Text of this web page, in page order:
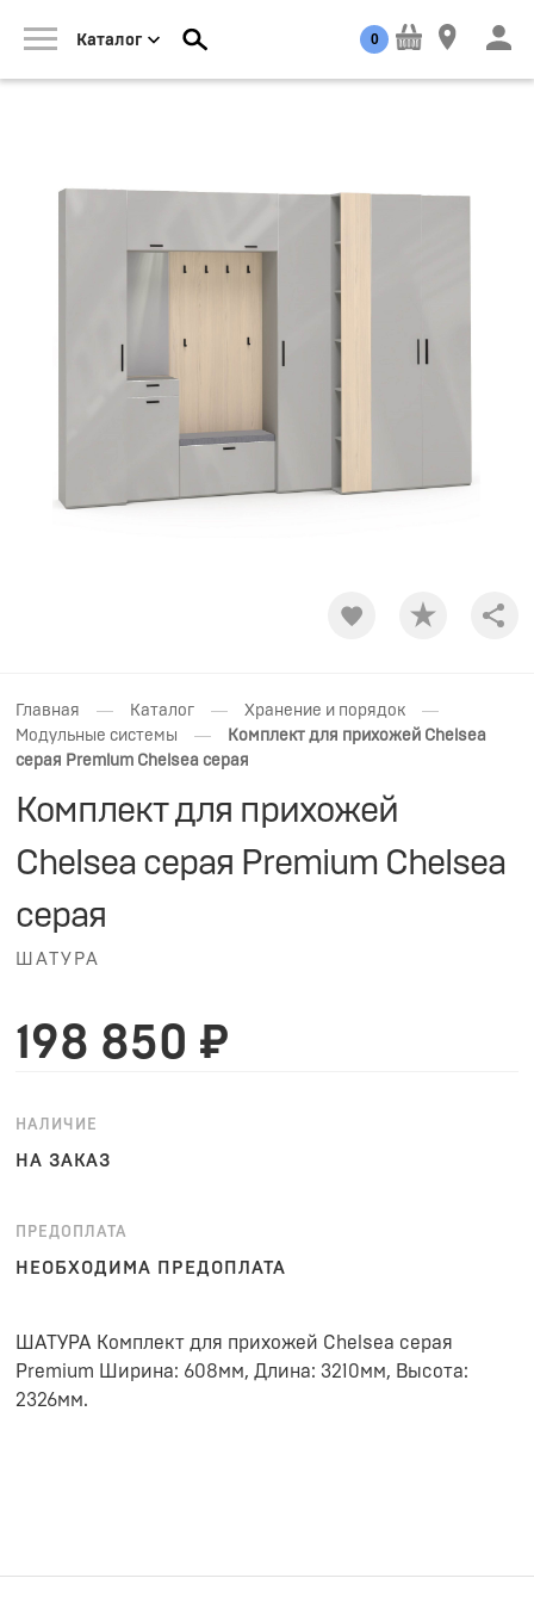
Каталог 0
Главная — Каталог — Хранение и порядок —
Модульные системы —
Комплект для прихожей Chelsea
серая Premium Chelsea серая
Комплект для прихожей
Chelsea серая Premium Chelsea
серая
ШАТУРА
198 850 ₽
НАЛИЧИЕ
НА ЗАКАЗ
ПРЕДОПЛАТА
НЕОБХОДИМА ПРЕДОПЛАТА
ШАТУРА Комплект для прихожей Chelsea серая
Premium Ширина: 608мм, Длина: 3210мм, Высота:
2326мм.